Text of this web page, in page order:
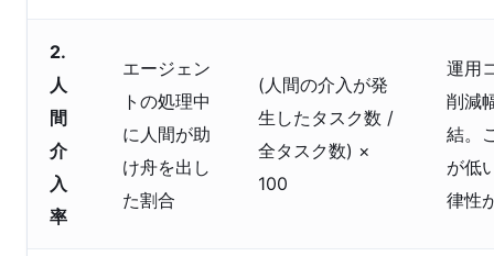
2.
人
間
介
入
率
エージェン
トの処理中
に人間が助
け舟を出し
た割合
(人間の介入が発
生したタスク数 /
全タスク数) ×
100
運用
削減
結。
が低
律性